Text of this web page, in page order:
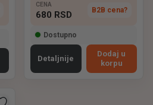
CENA
680 RSD B2B cena?
Dostupno
Detaljnije
Dodaj u
korpu